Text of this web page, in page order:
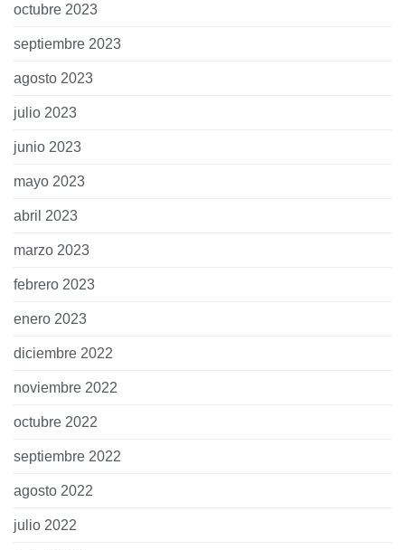
octubre 2023
septiembre 2023
agosto 2023
julio 2023
junio 2023
mayo 2023
abril 2023
marzo 2023
febrero 2023
enero 2023
diciembre 2022
noviembre 2022
octubre 2022
septiembre 2022
agosto 2022
julio 2022